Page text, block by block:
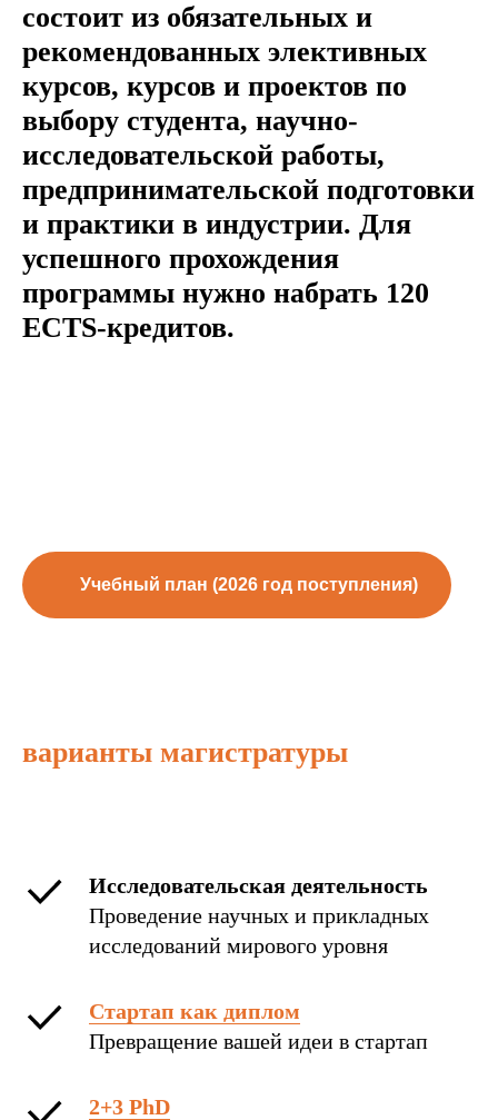
состоит из обязательных и
рекомендованных элективных
курсов, курсов и проектов по
выбору студента, научно-
исследовательской работы,
предпринимательской подготовки
и практики в индустрии. Для
успешного прохождения
программы нужно набрать 120
ECTS-кредитов.
Учебный план (2026 год поступления)
варианты магистратуры
Исследовательская деятельность
Проведение научных и прикладных
исследований мирового уровня
Стартап как диплом
Превращение вашей идеи в стартап
2+3 PhD